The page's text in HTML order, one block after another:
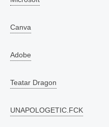
Canva
Adobe
Teatar Dragon
UNAPOLOGETIC.FCK